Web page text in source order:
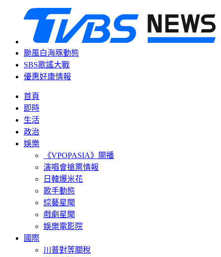
颱風白海豚動態
SBS歌謠大戰
優惠好康情報
首頁
即時
生活
政治
娛樂
《VPOPASIA》開播
演唱會搶票情報
日韓爆米花
歌手動態
綜藝星聞
戲劇星聞
娛樂電影院
國際
川普對等關稅